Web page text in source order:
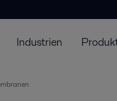
Industrien